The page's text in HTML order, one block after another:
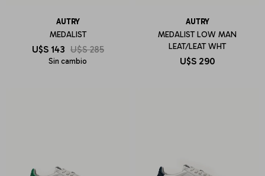
AUTRY
MEDALIST
U$S 143 U$S 285
Sin cambio
AUTRY
MEDALIST LOW MAN
LEAT/LEAT WHT
U$S 290